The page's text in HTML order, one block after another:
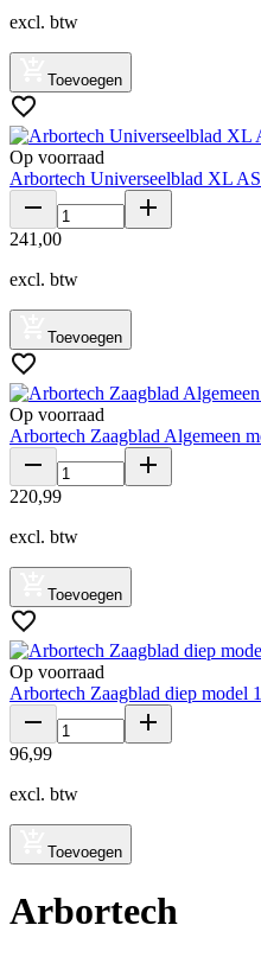
excl. btw
Toevoegen
Op voorraad
Arbortech Universeelblad XL
241 ,00
excl. btw
Toevoegen
Op voorraad
Arbortech Zaagblad Algemeen
220,99
excl. btw
Toevoegen
Op voorraad
Arbortech Zaagblad diep model
96,99
excl. btw
Toevoegen
Arbortech